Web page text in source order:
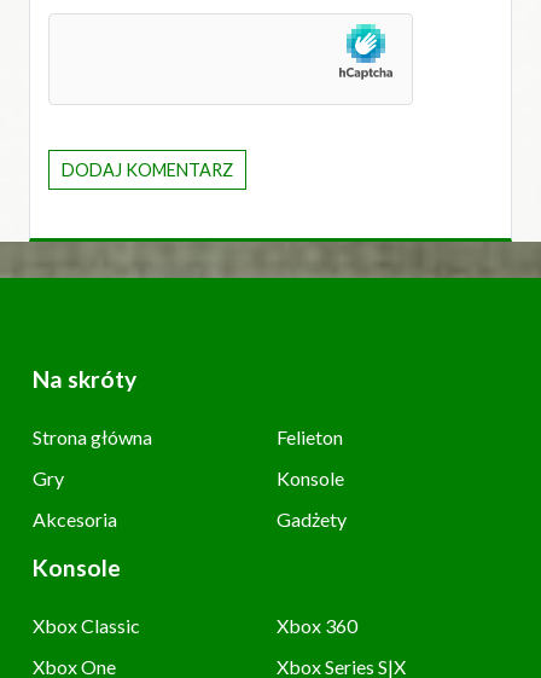
Na skróty
Strona główna
Felieton
Gry
Konsole
Akcesoria
Gadżety
Konsole
Xbox Classic
Xbox 360
Xbox One
Xbox Series S|X